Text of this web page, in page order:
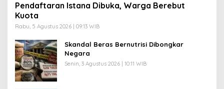
Pendaftaran Istana Dibuka, Warga Berebut
Kuota
Rabu, 5 Agustus 2026 | 09:13 WIB
Skandal Beras Bernutrisi Dibongkar
Negara
Senin, 3 Agustus 2026 | 10:11 WIB